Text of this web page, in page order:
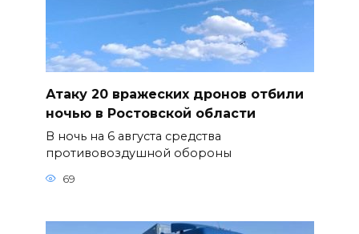
Атаку 20 вражеских дронов отбили
ночью в Ростовской области
В ночь на 6 августа средства
противовоздушной обороны
69